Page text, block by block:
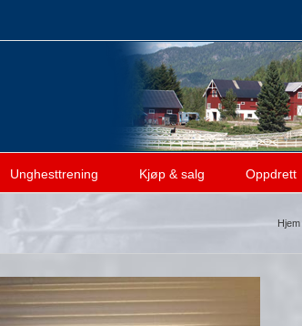
Unghesttrening Kjøp & salg Oppdrett
Hjem